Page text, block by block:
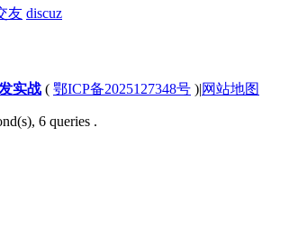
友 discuz
实战 ( 鄂ICP备2025127348号 )|网站地图
6 queries .